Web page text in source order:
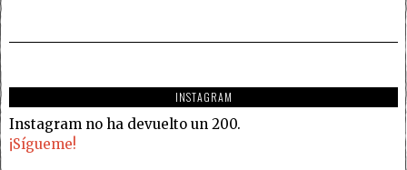
INSTAGRAM
Instagram no ha devuelto un 200.
¡Sígueme!